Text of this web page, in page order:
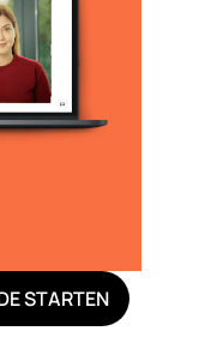
STARTEN